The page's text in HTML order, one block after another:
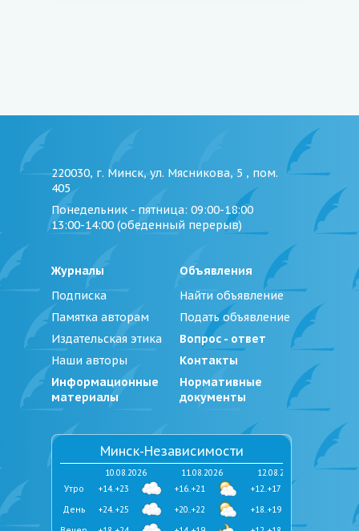
220030, г. Минск, ул. Мясникова, 5 , пом.
405
Понедельник - пятница: 09:00-18:00
13:00-14:00 (обеденный перерыв)
Журналы
Подписка
Памятка авторам
Издательская этика
Наши авторы
Информационные
материалы
Объявления
Найти объявление
Подать объявление
Вопрос - ответ
Контакты
Нормативные
документы
Минск-Независимости
10.08.2026
+14..+23
+24..+25
11.08.2026
+16..+21
+20..+22
12.08.2026
+12..+17
+18..+19
День
Утро